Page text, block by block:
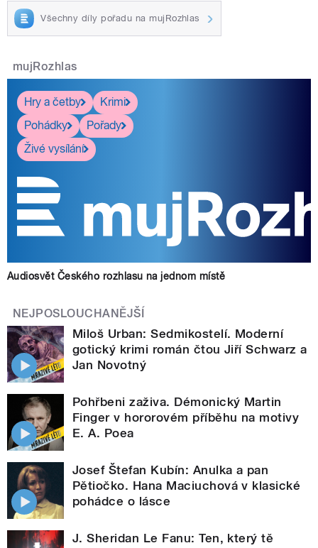
Všechny díly pořadu na mujRozhlas
mujRozhlas
Hry a četby
Krimi
Pohádky
Pořady
Živé vysílání
Audiosvět Českého rozhlasu na jednom místě
NEJPOSLOUCHANĚJŠÍ
Miloš Urban: Sedmikostelí. Moderní
gotický krimi román čtou Jiří Schwarz a
Jan Novotný
Pohřbeni zaživa. Démonický Martin
Finger v hororovém příběhu na motivy
E. A. Poea
Josef Štefan Kubín: Anulka a pan
Pětiočko. Hana Maciuchová v klasické
pohádce o lásce
J. Sheridan Le Fanu: Ten, který tě